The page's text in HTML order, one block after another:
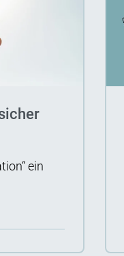
ein